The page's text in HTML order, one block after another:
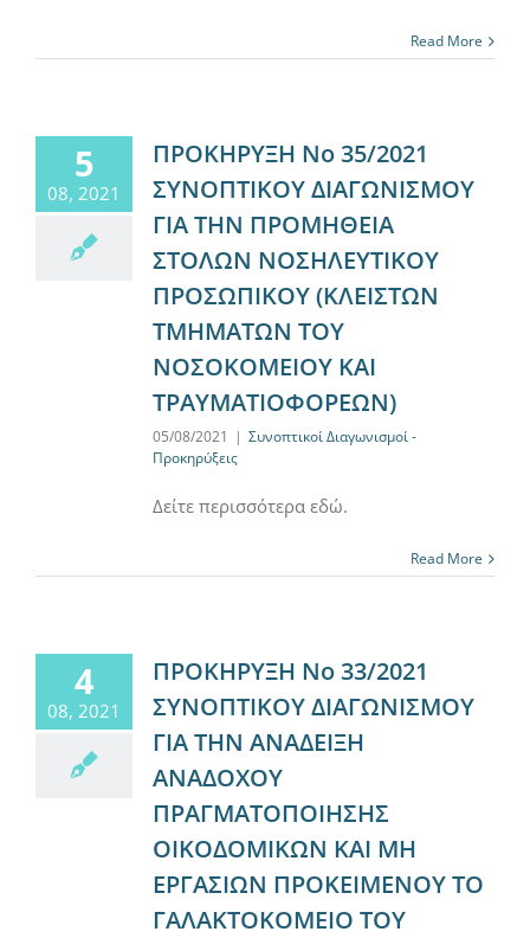
Read More
5
08, 2021
ΠΡΟΚΗΡΥΞΗ Νο 35/2021
ΣΥΝΟΠΤΙΚΟΥ ΔΙΑΓΩΝΙΣΜΟΥ
ΓΙΑ ΤΗΝ ΠΡΟΜΗΘΕΙΑ
ΣΤΟΛΩΝ ΝΟΣΗΛΕΥΤΙΚΟΥ
ΠΡΟΣΩΠΙΚΟΥ (ΚΛΕΙΣΤΩΝ
ΤΜΗΜΑΤΩΝ ΤΟΥ
ΝΟΣΟΚΟΜΕΙΟΥ ΚΑΙ
ΤΡΑΥΜΑΤΙΟΦΟΡΕΩΝ)
05/08/2021 | Συνοπτικοί Διαγωνισμοί -
Προκηρύξεις
Δείτε περισσότερα εδώ.
Read More
4
08, 2021
ΠΡΟΚΗΡΥΞΗ Νο 33/2021
ΣΥΝΟΠΤΙΚΟΥ ΔΙΑΓΩΝΙΣΜΟΥ
ΓΙΑ ΤΗΝ ΑΝΑΔΕΙΞΗ
ΑΝΑΔΟΧΟΥ
ΠΡΑΓΜΑΤΟΠΟΙΗΣΗΣ
ΟΙΚΟΔΟΜΙΚΩΝ ΚΑΙ ΜΗ
ΕΡΓΑΣΙΩΝ ΠΡΟΚΕΙΜΕΝΟΥ ΤΟ
ΓΑΛΑΚΤΟΚΟΜΕΙΟ ΤΟΥ